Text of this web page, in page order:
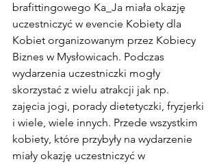
brafittingowego Ka_Ja miała okazję
uczestniczyć w evencie Kobiety dla
Kobiet organizowanym przez Kobiecy
Biznes w Mysłowicach. Podczas
wydarzenia uczestniczki mogły
skorzystać z wielu atrakcji jak np.
zajęcia jogi, porady dietetyczki, fryzjerki
i wiele, wiele innych. Przede wszystkim
kobiety, które przybyły na wydarzenie
miały okazję uczestniczyć w